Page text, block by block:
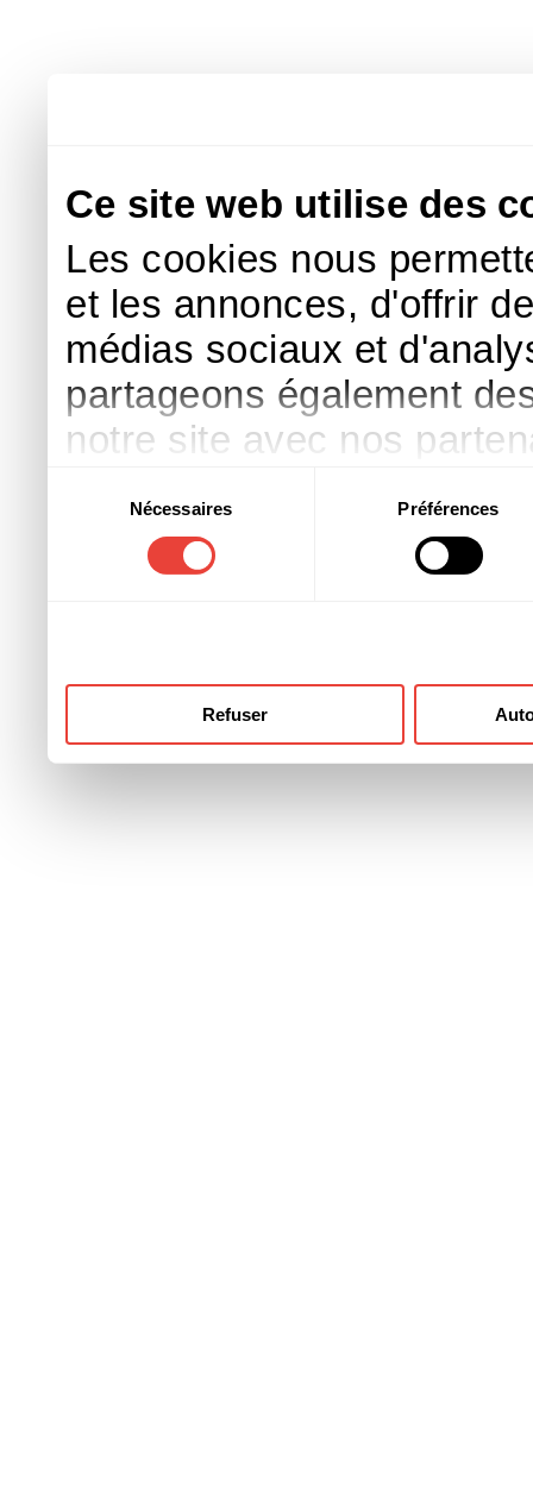
Ce site web utilise des
Les cookies nous
et les annonces, d'offrir
médias sociaux et
partageons également
notre site avec nos
d'autres informations
ont collectées lors de
consentement
Nécessaires Préférences
Refuser